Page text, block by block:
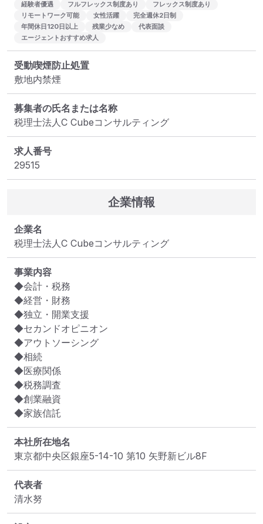
経験者優遇
フルフレックス制度あり
フレックス制度あり
リモートワーク可能
女性活躍
完全週休2日制
年間休日120日以上
残業少なめ
代表面談
エージェントおすすめ求人
受動喫煙防止処置
敷地内禁煙
募集者の氏名または名称
税理士法人C Cubeコンサルティング
求人番号
29515
企業情報
企業名
税理士法人C Cubeコンサルティング
事業内容
◆会計・税務
◆経営・財務
◆独立・開業支援
◆セカンドオピニオン
◆アウトソーシング
◆相続
◆医療関係
◆税務調査
◆創業融資
◆家族信託
本社所在地名
東京都中央区銀座5-14-10 第10 矢野新ビル8F
代表者
清水努